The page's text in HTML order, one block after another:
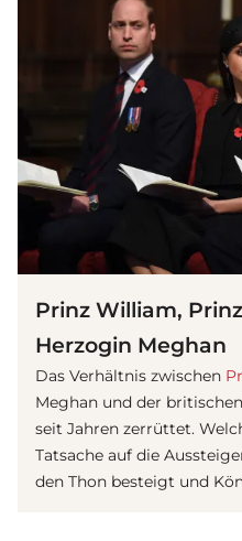
Prinz William,
Herzogin Meghan
Das Verhältnis zwischen
Meghan und der
seit Jahren zerrüttet.
Tatsache auf die
den Thon besteigt und